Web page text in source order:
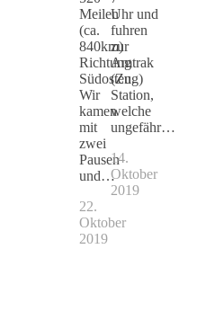
Meilen
(ca.
840km)
Richtung
Südosten.
Wir
kamen
mit
zwei
Pausen
und…
22.
Oktober
2019
Uhr und
fuhren
zur
Amtrak
(Zug)
Station,
welche
ungefähr…
14.
Oktober
2019